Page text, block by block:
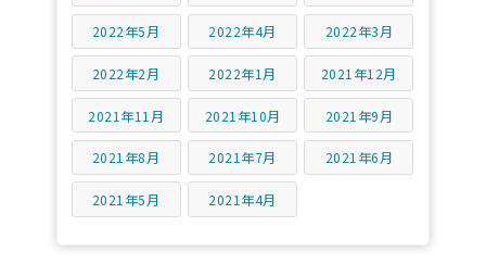
2022年5月 2022年4月 2022年3月
2022年2月 2022年1月 2021年12月
2021年11月 2021年10月 2021年9月
2021年8月 2021年7月 2021年6月
2021年5月 2021年4月